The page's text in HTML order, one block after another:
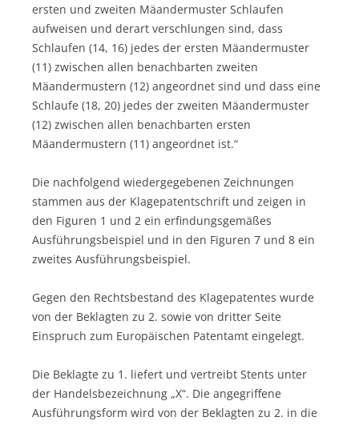
ersten und zweiten Mäandermuster Schlaufen
aufweisen und derart verschlungen sind, dass
Schlaufen (14, 16) jedes der ersten Mäandermuster
(11) zwischen allen benachbarten zweiten
Mäandermustern (12) angeordnet sind und dass eine
Schlaufe (18, 20) jedes der zweiten Mäandermuster
(12) zwischen allen benachbarten ersten
Mäandermustern (11) angeordnet ist.“
Die nachfolgend wiedergegebenen Zeichnungen
stammen aus der Klagepatentschrift und zeigen in
den Figuren 1 und 2 ein erfindungsgemäßes
Ausführungsbeispiel und in den Figuren 7 und 8 ein
zweites Ausführungsbeispiel.
Gegen den Rechtsbestand des Klagepatentes wurde
von der Beklagten zu 2. sowie von dritter Seite
Einspruch zum Europäischen Patentamt eingelegt.
Die Beklagte zu 1. liefert und vertreibt Stents unter
der Handelsbezeichnung „X“. Die angegriffene
Ausführungsform wird von der Beklagten zu 2. in die